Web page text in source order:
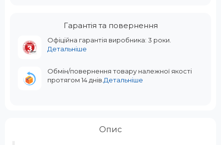
Гарантія та повернення
Офіційна гарантія виробника: 3 роки.
Детальніше
Обмін/повернення товару належної якості
протягом 14 днів. Детальніше
Опис